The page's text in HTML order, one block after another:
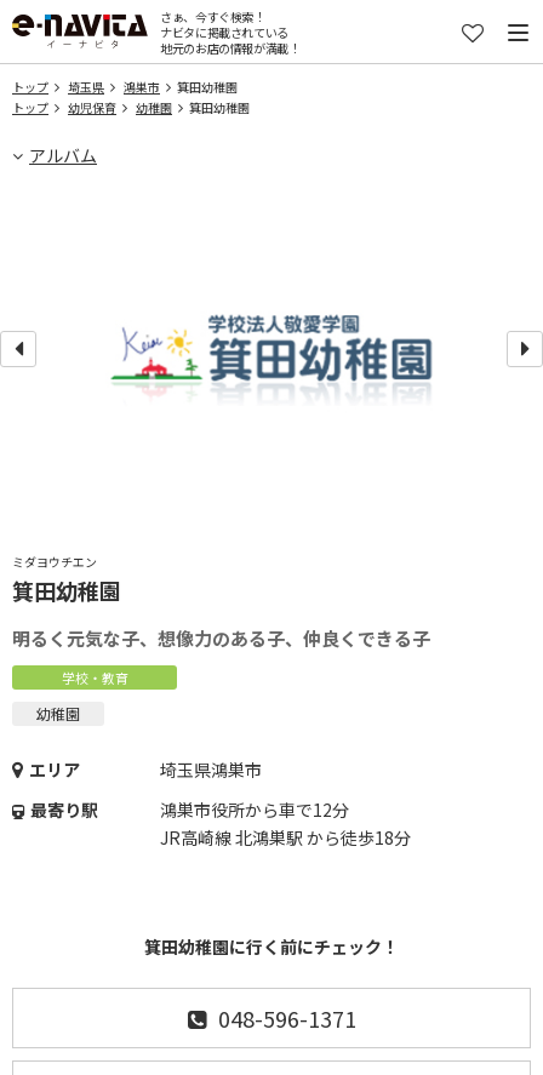
さぁ、今すぐ検索！
ナビタに掲載されている
地元のお店の情報が満載！
トップ 埼玉県 鴻巣市
箕田幼稚園
トップ
幼児保育 幼稚園 箕田幼稚園
アルバム
ミダヨウチエン
箕田幼稚園
明るく元気な子、想像力のある子、仲良くできる子
学校・教育
幼稚園
エリア
埼玉県鴻巣市
最寄り駅
鴻巣市役所から車で12分
JR高崎線 北鴻巣駅 から徒歩18分
箕田幼稚園に行く前にチェック！
048-596-1371